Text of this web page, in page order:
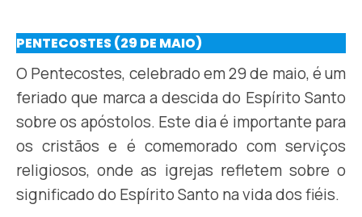
PENTECOSTES (29 DE MAIO)
O Pentecostes, celebrado em 29 de maio, é um
feriado que marca a descida do Espírito Santo
sobre os apóstolos. Este dia é importante para
os cristãos e é comemorado com serviços
religiosos, onde as igrejas refletem sobre o
significado do Espírito Santo na vida dos fiéis.